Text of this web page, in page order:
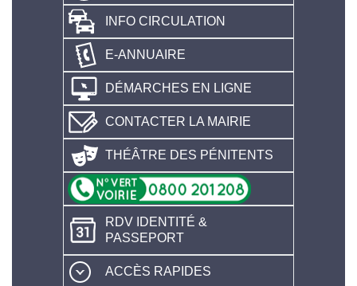
INFO CIRCULATION
E-ANNUAIRE
DÉMARCHES EN LIGNE
CONTACTER LA MAIRIE
THÉÂTRE DES PÉNITENTS
RDV IDENTITÉ &
PASSEPORT
ACCÈS RAPIDES